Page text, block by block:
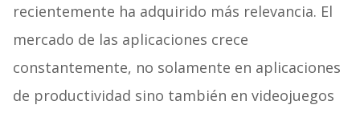
recientemente ha adquirido más relevancia. El
mercado de las aplicaciones crece
constantemente, no solamente en aplicaciones
de productividad sino también en videojuegos